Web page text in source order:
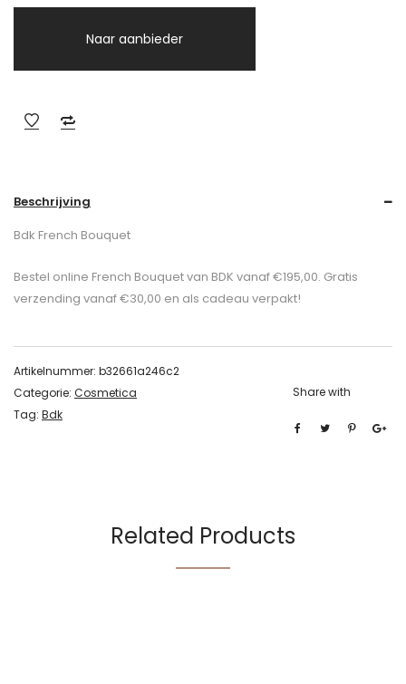
Naar aanbieder
Beschrijving
Bdk French Bouquet
Bestel online French Bouquet van BDK vanaf €195,00. Gratis
verzending vanaf €30,00 en als cadeau verpakt!
Artikelnummer: b32661a246c2
Categorie: Cosmetica
Tag: Bdk
Share with
Related Products